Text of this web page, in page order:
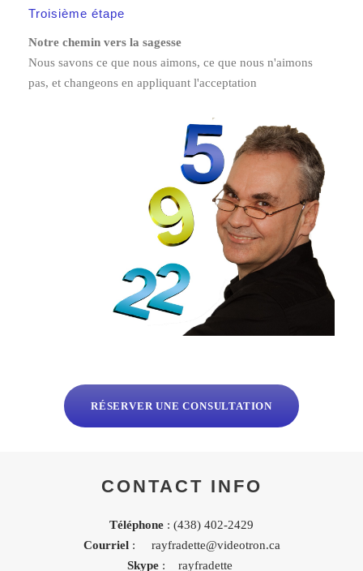
Troisième étape
Notre chemin vers la sagesse
Nous savons ce que nous aimons, ce que nous n'aimons
pas, et changeons en appliquant l'acceptation
RÉSERVER UNE CONSULTATION
CONTACT INFO
Téléphone : (438) 402-2429
Courriel: rayfradette@videotron.ca
Skype : rayfradette